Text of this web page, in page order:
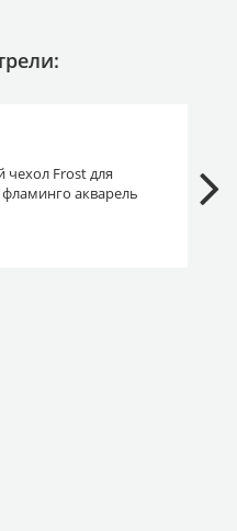
Frost для
акварель